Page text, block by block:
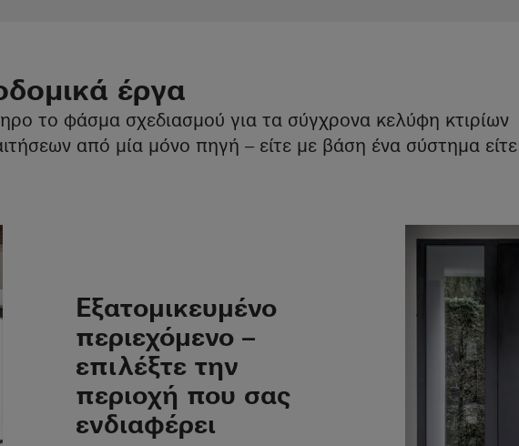
έργα
το φάσμα σχεδιασμού για τα σύγχρονα κελύφη κτιρίων
από μία μόνο πηγή – είτε με βάση ένα σύστημα είτε
Εξατομικευμένο
περιεχόμενο –
επιλέξτε την
περιοχή που σας
ενδιαφέρει